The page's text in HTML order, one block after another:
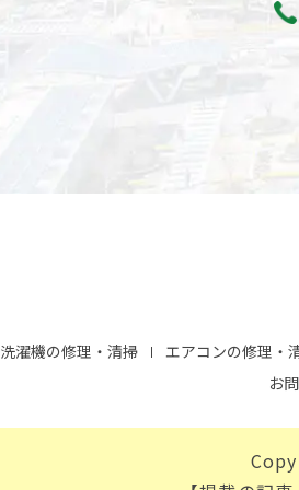
洗濯機の修理・清掃 エアコンの修理・
お